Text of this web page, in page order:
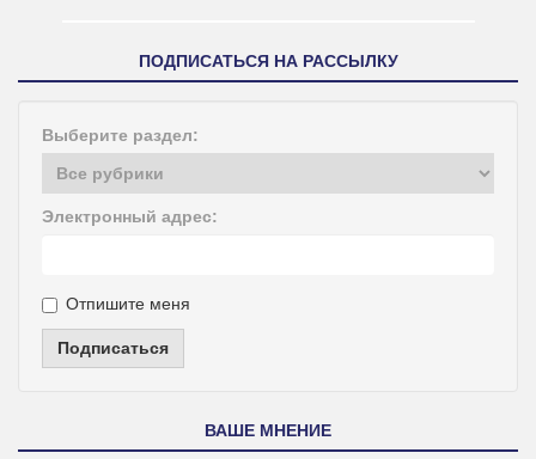
ПОДПИСАТЬСЯ НА РАССЫЛКУ
Выберите раздел:
Электронный адрес:
Отпишите меня
Подписаться
ВАШЕ МНЕНИЕ